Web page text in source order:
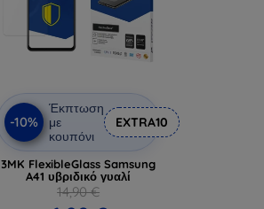
-10%
Έκπτωση
με
κουπόνι
EXTRA10
3MK FlexibleGlass Samsung
A41 υβριδικό γυαλί
14,90 €